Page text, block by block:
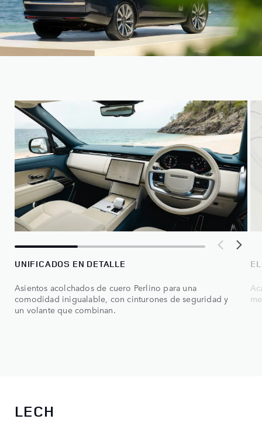
UNIFICADOS EN DETALLE
Asientos acolchados de cuero Perlino para una
comodidad inigualable, con cinturones de seguridad y
un volante que combinan.
LECH